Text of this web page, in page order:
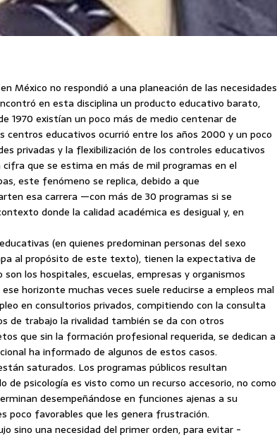
México no respondió a una planeación de las necesidades
en esta disciplina un producto educativo barato,
1970 existían un poco más de medio centenar de
centros educativos ocurrió entre los años 2000 y un poco
privadas y la flexibilización de los controles educativos
que se estima en más de mil programas en el
este fenómeno se replica, debido a que
esa carrera —con más de 30 programas si se
donde la calidad académica es desigual y, en
(en quienes predominan personas del sexo
al propósito de este texto), tienen la expectativa de
los hospitales, escuelas, empresas y organismos
horizonte muchas veces suele reducirse a empleos mal
en consultorios privados, compitiendo con la consulta
de trabajo la rivalidad también se da con otros
que sin la formación profesional requerida, se dedican a
ha informado de algunos de estos casos.
saturados. Los programas públicos resultan
de psicología es visto como un recurso accesorio, no como
desempeñándose en funciones ajenas a su
poco favorables que les genera frustración.
sino una necesidad del primer orden, para evitar -